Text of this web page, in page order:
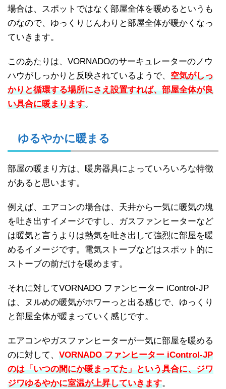
場合は、スポットではなく部屋全体を暖めるというも
のなので、ゆっくりじんわりと部屋全体が暖かくなっ
ていきます。
このあたりは、VORNADOのサーキュレーターのノウ
ハウがしっかりと反映されているようで、 空気がしっ
かりと循環する場所にさえ設置すれば、部屋全体が良
い具合に暖まります。
ゆるやかに暖まる
部屋の暖まり方は、暖房器具によっていろいろな特徴
があると思います。
例えば、エアコンの場合は、天井から一気に暖気の塊
を吐き出すイメージですし、ガスファンヒーターなど
は暖気と言うよりは熱気を吐き出して強烈に部屋を暖
めるイメージです。電気ストーブなどはスポット的に
ストーブの前だけを暖めます。
それに対してVORNADO ファンヒーター iControl-JP
は、ヌルめの暖気がホワーっと出る感じで、ゆっくり
と部屋全体が暖まっていく感じです。
エアコンやガスファンヒーターが一気に部屋を暖める
のに対して、 VORNADO ファンヒーター iControl-JP
のは「いつの間にか暖まってた」という具合に、ジワ
ジワゆるやかに室温が上昇していきます。